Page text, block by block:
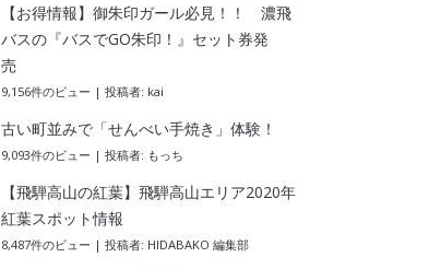
【お得情報】御朱印ガール必見！！ 濃飛
バスの『バスでGO朱印！』セット券発
売
9,156件のビュー | 投稿者: kai
古い町並みで「せんべい手焼き」体験！
9,093件のビュー | 投稿者: もっち
【飛騨高山の紅葉】飛騨高山エリア2020年
紅葉スポット情報
8,487件のビュー | 投稿者: HIDABAKO 編集部